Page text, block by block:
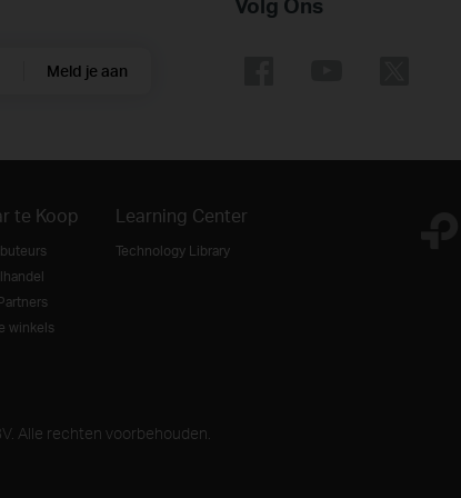
Meld je aan
te Koop
winkels
Learning Center
Technology Library
Alle rechten voorbehouden.